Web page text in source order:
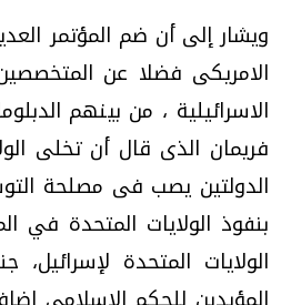
ويشار إلى أن ضم المؤتمر
الامريكى فضلا عن
الاسرائيلية ، من بينهم
فريمان الذى قال أن تخلى
الدولتين يصب فى مصلحة
بنفوذ الولايات المتحدة في
الولايات المتحدة